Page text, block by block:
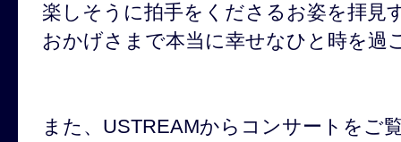
楽しそうに拍手をくださるお姿を拝見
おかげさまで本当に幸せなひと時を過
また、USTREAMからコンサートをご